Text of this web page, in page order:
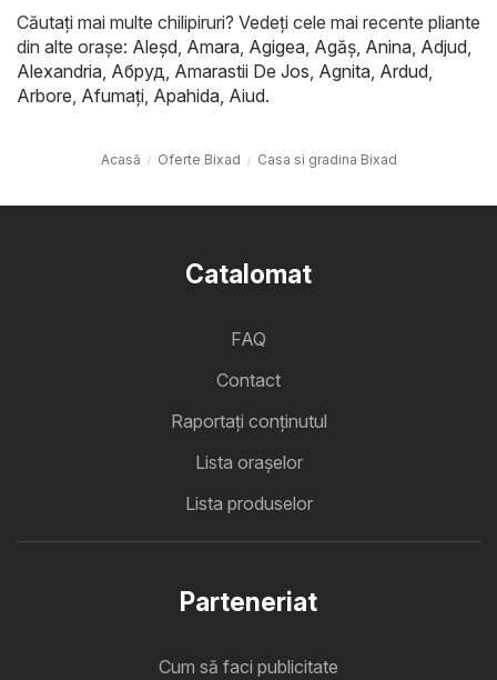
Căutați mai multe chilipiruri? Vedeți cele mai recente pliante
din alte orașe: Aleşd, Amara, Agigea, Agăş, Anina, Adjud,
Alexandria, Абруд, Amarastii De Jos, Agnita, Ardud,
Arbore, Afumaţi, Apahida, Aiud.
Acasă Oferte Bixad Casa si gradina Bixad
Catalomat
FAQ
Contact
Raportați conținutul
Lista oraşelor
Lista produselor
Parteneriat
Cum să faci publicitate